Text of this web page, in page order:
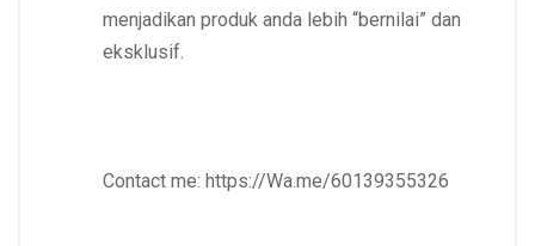
menjadikan produk anda lebih “bernilai” dan
eksklusif.
Contact me: https://Wa.me/60139355326